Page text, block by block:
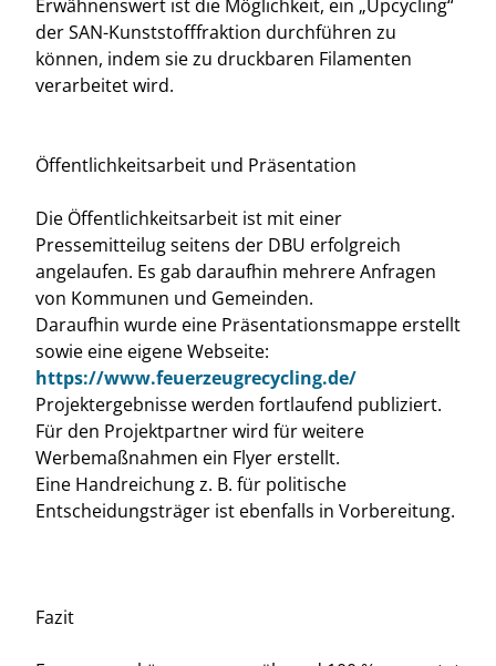
Erwähnenswert ist die Möglichkeit, ein „Upcycling“
der SAN-Kunststofffraktion durchführen zu
können, indem sie zu druckbaren Filamenten
verarbeitet wird.
Öffentlichkeitsarbeit und Präsentation
Die Öffentlichkeitsarbeit ist mit einer
Pressemitteilug seitens der DBU erfolgreich
angelaufen. Es gab daraufhin mehrere Anfragen
von Kommunen und Gemeinden.
Daraufhin wurde eine Präsentationsmappe erstellt
sowie eine eigene Webseite:
https://www.feuerzeugrecycling.de/
Projektergebnisse werden fortlaufend publiziert.
Für den Projektpartner wird für weitere
Werbemaßnahmen ein Flyer erstellt.
Eine Handreichung z. B. für politische
Entscheidungsträger ist ebenfalls in Vorbereitung.
Fazit